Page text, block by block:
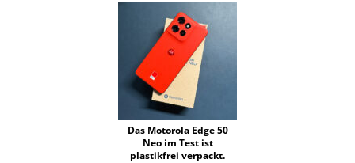
Das Motorola Edge 50
Neo im Test ist
plastikfrei verpackt.